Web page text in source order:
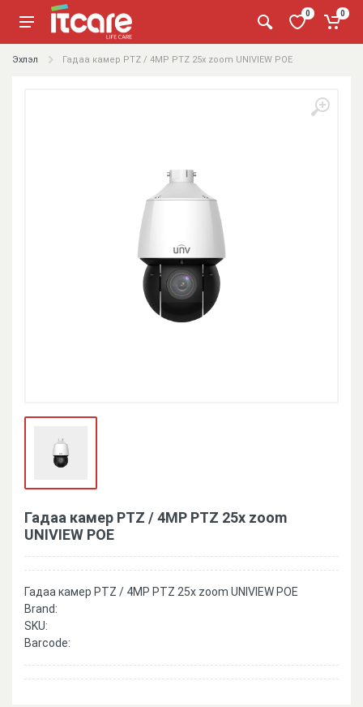
0 0
Эхлэл Гадаа камер PTZ / 4MP PTZ 25x zoom UNIVIEW POE
Гадаа камер PTZ / 4MP PTZ 25x zoom
UNIVIEW POE
Гадаа камер PTZ / 4MP PTZ 25x zoom UNIVIEW POE
Brand:
SKU:
Barcode: